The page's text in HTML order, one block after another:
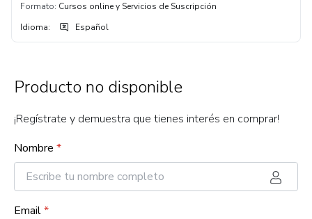
Formato: Cursos online y Servicios de Suscripción
Idioma: Español
Producto no disponible
¡Regístrate y demuestra que tienes interés en comprar!
Nombre *
Email*